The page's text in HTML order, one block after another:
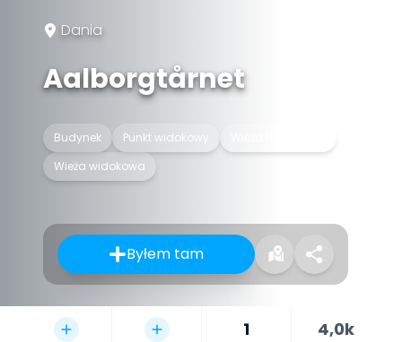
Dania
Aalborgtårnet
Budynek Punkt widokowy
Wieża widokowa
Byłem tam
1 4,0k